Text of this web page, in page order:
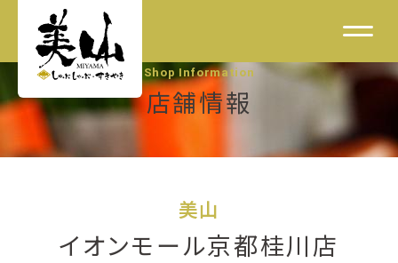
Shop Information
店舗情報
美山
イオンモール京都桂川店